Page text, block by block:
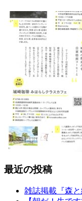
最近の投稿
雑誌掲載『森